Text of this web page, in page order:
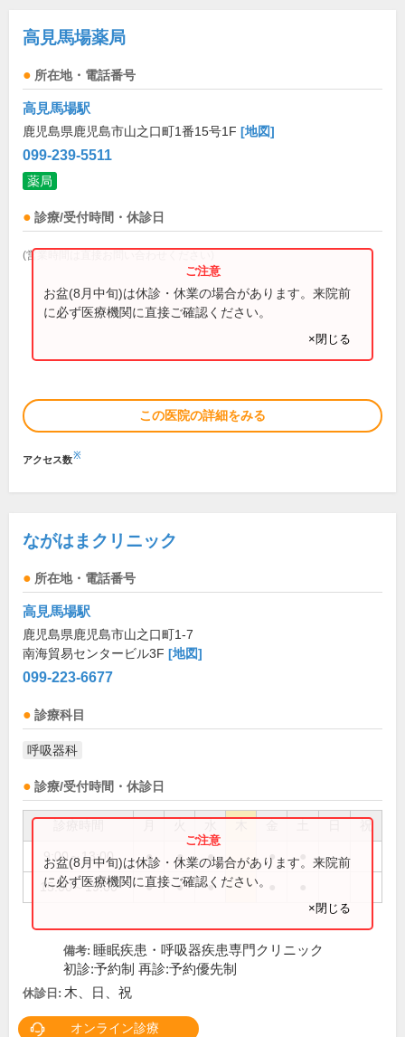
高見馬場薬局
所在地・電話番号
高見馬場駅
鹿児島県鹿児島市山之口町1番15号1F [地図]
099-239-5511
薬局
診療/受付時間・休診日
(営業時間は直接お問い合わせください)
お盆(8月中旬)は休診・休業の場合があります。来院前
に必ず医療機関に直接ご確認ください。
×閉じる
この医院の詳細をみる
アクセス数※
ながはまクリニック
所在地・電話番号
高見馬場駅
鹿児島県鹿児島市山之口町1-7
南海貿易センタービル3F [地図]
099-223-6677
診療科目
呼吸器科
診療/受付時間・休診日
祝
9:00～13:00 ● ● ● ●
15:00～19:00 ● ● ●
お盆(8月中旬)は休診・休業の場合があります。来院前
に必ず医療機関に直接ご確認ください。
×閉じる
備考: 睡眠疾患・呼吸器疾患専門クリニック
初診:予約制 再診:予約優先制
休診日: 木、日、祝
オンライン診療